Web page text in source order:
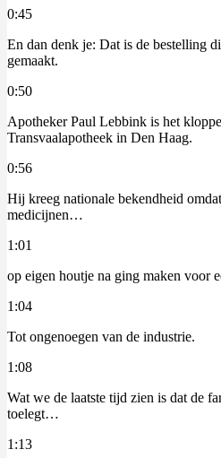
0:45
En dan denk je: Dat is de bestelling
gemaakt.
0:50
Apotheker Paul Lebbink is het
Transvaalapotheek in Den Haag.
0:56
Hij kreeg nationale bekendheid
medicijnen…
1:01
op eigen houtje na ging maken voor
1:04
Tot ongenoegen van de industrie.
1:08
Wat we de laatste tijd zien is dat de
toelegt…
1:13